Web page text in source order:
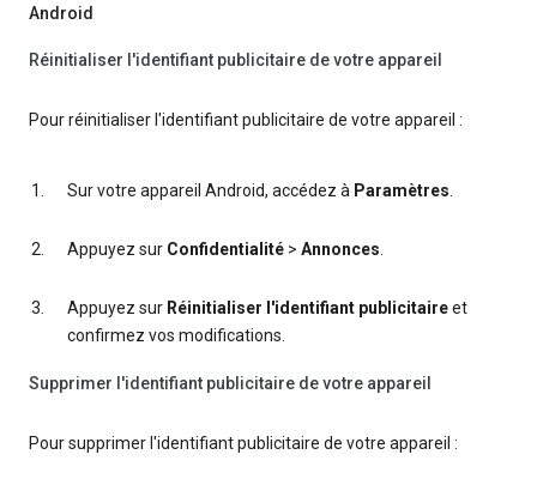
Android
Réinitialiser l'identifiant publicitaire de votre appareil
Pour réinitialiser l'identifiant publicitaire de votre appareil :
Sur votre appareil Android, accédez à Paramètres.
Appuyez sur Confidentialité > Annonces.
Appuyez sur Réinitialiser l'identifiant publicitaireet
confirmez vos modifications.
Supprimer l'identifiant publicitaire de votre appareil
Pour supprimer l'identifiant publicitaire de votre appareil :